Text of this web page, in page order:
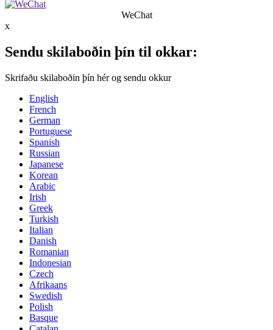
WeChat
x
Sendu skilaboðin þín til okkar:
Skrifaðu skilaboðin þín hér og sendu okkur
English
French
German
Portuguese
Spanish
Russian
Japanese
Korean
Arabic
Irish
Greek
Turkish
Italian
Danish
Romanian
Indonesian
Czech
Afrikaans
Swedish
Polish
Basque